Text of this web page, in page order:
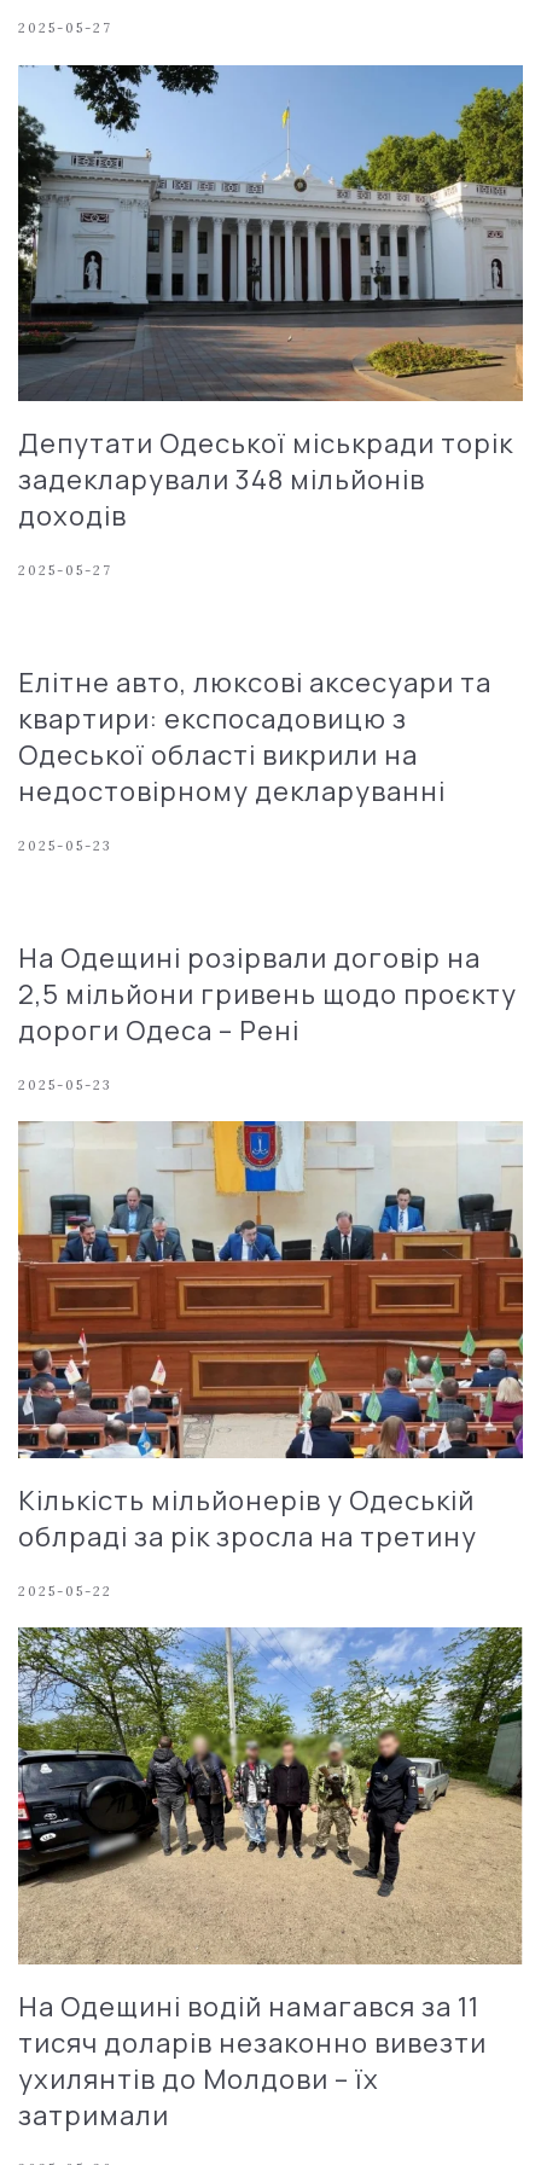
2025-05-27
Депутати Одеської міськради торік
задекларували 348 мільйонів
доходів
2025-05-27
Елітне авто, люксові аксесуари та
квартири: експосадовицю з
Одеської області викрили на
недостовірному декларуванні
2025-05-23
На Одещині розірвали договір на
2,5 мільйони гривень щодо проєкту
дороги Одеса – Рені
2025-05-23
Кількість мільйонерів у Одеській
облраді за рік зросла на третину
2025-05-22
На Одещині водій намагався за 11
тисяч доларів незаконно вивезти
ухилянтів до Молдови – їх
затримали